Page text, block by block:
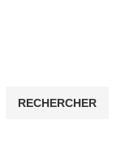
RECHERCHER